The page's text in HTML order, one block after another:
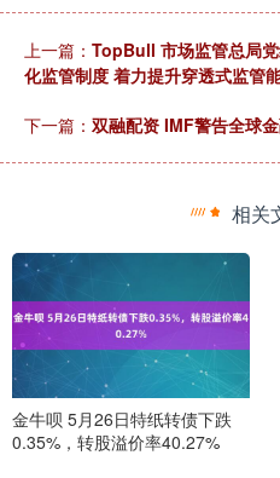
上一篇： TopBull 市场监管总局
化监管制度 着力提升穿透式监管
下一篇： 双融配资 IMF警告全球
相关
金牛呗 5月26日特纸转债下跌
0.35%，转股溢价率40.27%